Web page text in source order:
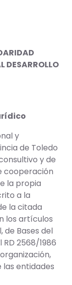
DESARROLLO
y
de Toledo
y de
cooperación
la propia
a la
la citada
los artículos
de Bases del
RD 2568/1986
entidades